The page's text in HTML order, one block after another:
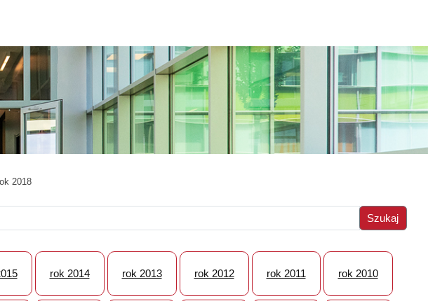
2018
rok 2014 rok 2013 rok 2012 rok 2011 rok 2010